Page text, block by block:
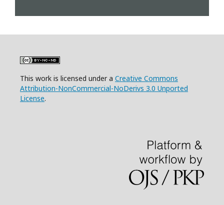
This work is licensed under a Creative Commons
Attribution-NonCommercial-NoDerivs 3.0 Unported
License.